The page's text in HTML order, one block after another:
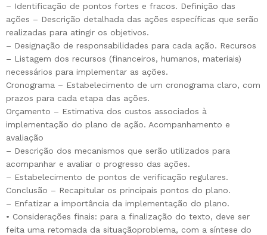
– Identificação de pontos fortes e fracos. Definição das
ações – Descrição detalhada das ações específicas que serão
realizadas para atingir os objetivos.
– Designação de responsabilidades para cada ação. Recursos
– Listagem dos recursos (financeiros, humanos, materiais)
necessários para implementar as ações.
Cronograma – Estabelecimento de um cronograma claro, com
prazos para cada etapa das ações.
Orçamento – Estimativa dos custos associados à
implementação do plano de ação. Acompanhamento e
avaliação
– Descrição dos mecanismos que serão utilizados para
acompanhar e avaliar o progresso das ações.
– Estabelecimento de pontos de verificação regulares.
Conclusão – Recapitular os principais pontos do plano.
– Enfatizar a importância da implementação do plano.
• Considerações finais: para a finalização do texto, deve ser
feita uma retomada da situaçãoproblema, com a síntese do